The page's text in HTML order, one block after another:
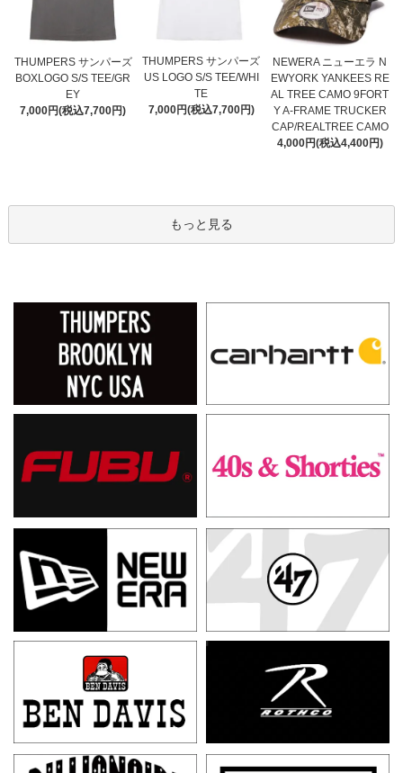
THUMPERS サンパーズ
BOXLOGO S/S TEE/GR
EY
7,000円(税込7,700円)
THUMPERS サンパーズ
US LOGO S/S TEE/WHI
TE
7,000円(税込7,700円)
NEWERA ニューエラ N
EWYORK YANKEES RE
AL TREE CAMO 9FORT
Y A-FRAME TRUCKER
CAP/REALTREE CAMO
4,000円(税込4,400円)
もっと見る